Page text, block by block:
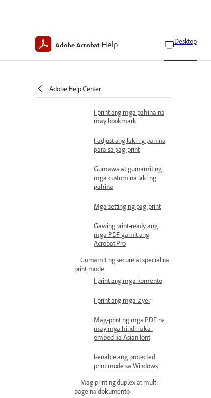
Adobe Acrobat Help Desktop
Adobe Help Centerpahina kada sheet
I-print ang mga pahina na
may bookmark
I-adjust ang laki ng pahina
para sa pag-print
Gumawa at gumamit ng
mga custom na laki ng
pahina
Mga setting ng pag-print
Gawing print-ready ang
mga PDF gamit ang
Acrobat Pro
Gumamit ng secure at special na
print mode
I-print ang mga komento
I-print ang mga layer
Mag-print ng mga PDF na
may mga hindi naka-
embed na Asian font
I-enable ang protected
print mode sa Windows
Mag-print ng duplex at multi-
page na dokumento